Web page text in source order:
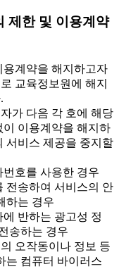
제한 및 이용계약
계약을 해지하고자
교육정보원에 해지
가 다음 각 호에 해당
이용계약을 해지하
서비스 제공을 중지할
번호를 사용한 경우
전송하여 서비스의 안
하는 경우
반하는 광고성 정
송하는 경우
오작동이나 정보 등
는 컴퓨터 바이러스